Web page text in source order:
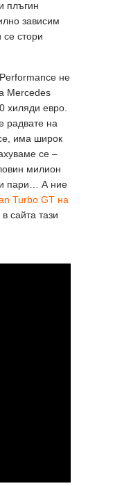
плъгин
зависим
се стори
не
Mercedes
хиляди евро.
радвате на
има широк
се –
милион
пари… А ние
Turbo GT на
сайта тази